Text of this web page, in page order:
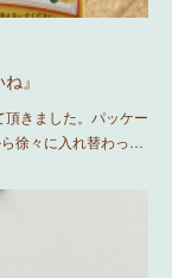
』
きました。パッケー
徐々に入れ替わっ…